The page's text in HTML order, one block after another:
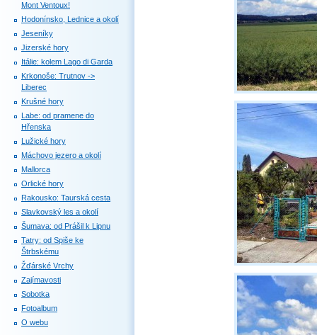
Mont Ventoux!
Hodonínsko, Lednice a okolí
Jeseníky
Jizerské hory
Itálie: kolem Lago di Garda
Krkonoše: Trutnov ->
Liberec
Krušné hory
Labe: od pramene do
Hřenska
Lužické hory
Máchovo jezero a okolí
Mallorca
Orlické hory
Rakousko: Taurská cesta
Slavkovský les a okolí
Šumava: od Prášil k Lipnu
Tatry: od Spiše ke
Štrbskému
Žďárské Vrchy
Zajímavosti
Sobotka
Fotoalbum
O webu